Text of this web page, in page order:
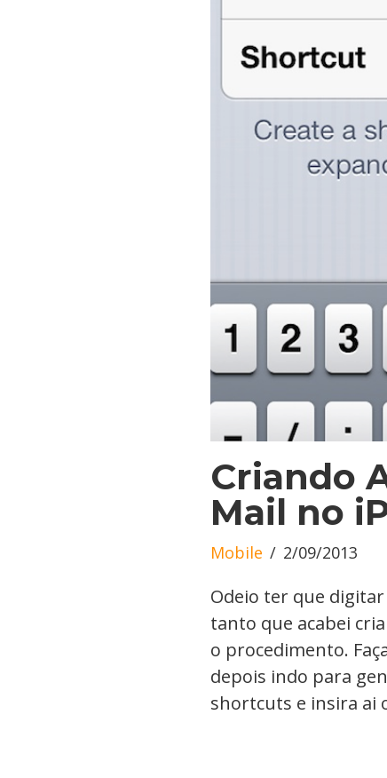
Criando
Mail no
Mobile 2/09/2013
Odeio ter que
tanto que acabei
o procedimento.
depois indo para
shortcuts e insira ai